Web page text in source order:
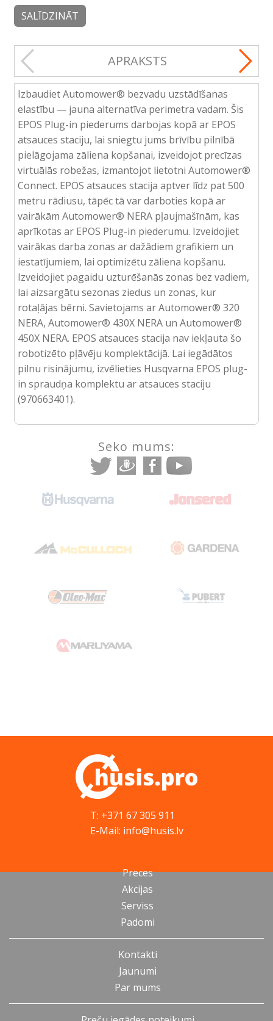
SALĪDZINĀT
APRAKSTS
Izbaudiet Automower® bezvadu uzstādīšanas
elastību — jauna alternatīva perimetra vadam. Šis
EPOS Plug-in piederums darbojas kopā ar EPOS
atsauces staciju, lai sniegtu jums brīvību pilnībā
pielāgojama zāliena kopšanai, izveidojot precīzas
virtuālās robežas, izmantojot lietotni Automower®
Connect. EPOS atsauces stacija aptver līdz pat 500
metru rādiusu, tāpēc tā var darboties kopā ar
vairākām Automower® NERA pļaujmašīnām, kas
aprīkotas ar EPOS Plug-in piederumu. Izveidojiet
vairākas darba zonas ar dažādiem grafikiem un
iestatījumiem, lai optimizētu zāliena kopšanu.
Izveidojiet pagaidu uzturēšanās zonas bez vadiem,
lai aizsargātu sezonas ziedus un zonas, kur
rotaļājas bērni. Savietojams ar Automower® 320
NERA, Automower® 430X NERA un Automower®
450X NERA. EPOS atsauces stacija nav iekļauta šo
robotizēto pļāvēju komplektācijā. Lai iegādātos
pilnu risinājumu, izvēlieties Husqvarna EPOS plug-
in spraudņa komplektu ar atsauces staciju
(970663401).
Seko mums:
T: +371 67 305 911
E-Mail: info@husis.lv
Preces
Akcijas
Serviss
Padomi
Kontakti
Jaunumi
Par mums